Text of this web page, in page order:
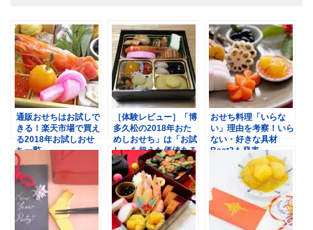
通販おせちはお試しで
きる！楽天市場で買え
る2018年お試しおせ
ち一覧
［体験レビュー］「博
多久松の2018年おた
めしおせち」は「お試
し」を超えた価値ある
一品
おせち料理「いらな
い」理由を考察！いら
ない・好きな具材
Best3も発表